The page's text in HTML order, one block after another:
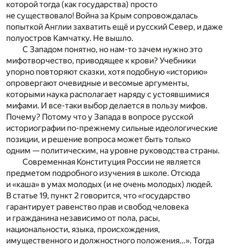
которой тогда (как государства) просто
не существовало! Война за Крым сопровождалась
попыткой Англии захватить ещё и русский Север, и даже
полуостров Камчатку. Не вышло.
С Западом понятно, но нам-то зачем нужно это
мифотворчество, приводящее к крови? Учебники
упорно повторяют сказки, хотя подобную «историю»
опровергают очевидные и весомые аргументы,
которыми наука располагает наряду с устоявшимися
мифами. И все-таки выбор делается в пользу мифов.
Почему? Потому что у Запада в вопросе русской
историографии по-прежнему сильные идеологические
позиции, и решение вопроса может быть только
одним — политическим, на уровне руководства страны.
Современная Конституция России не является
предметом подробного изучения в школе. Отсюда
и «каша» в умах молодых (и не очень молодых) людей.
В статье 19, пункт 2 говорится, что «государство
гарантирует равенство прав и свобод человека
и гражданина независимо от пола, расы,
национальности, языка, происхождения,
имущественного и должностного положения…». Тогда